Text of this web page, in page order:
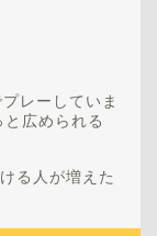
レーしていま
広められる
る人が増えた